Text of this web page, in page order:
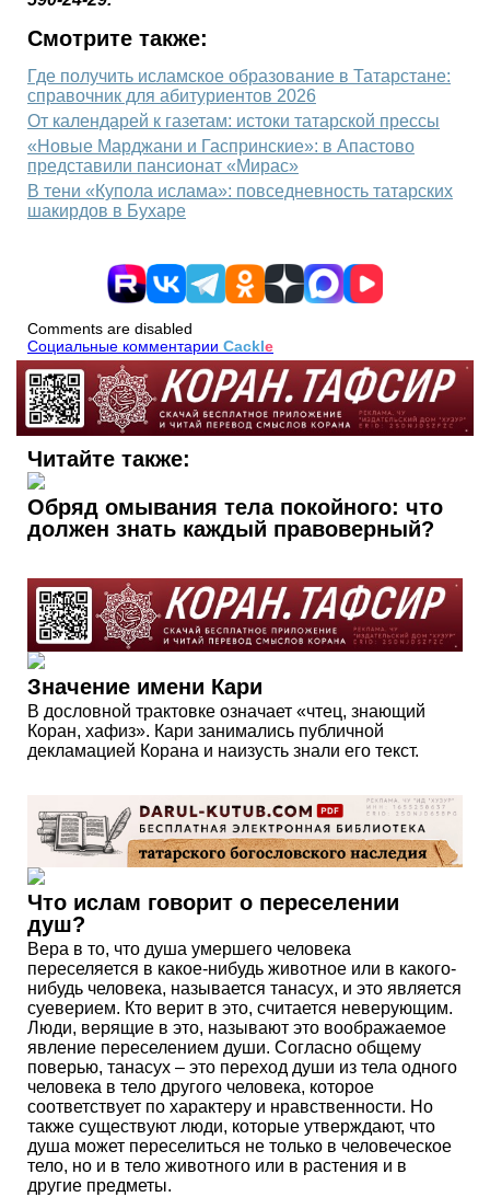
Смотрите также:
Где получить исламское образование в Татарстане:
справочник для абитуриентов 2026
От календарей к газетам: истоки татарской прессы
«Новые Марджани и Гаспринские»: в Апастово
представили пансионат «Мирас»
В тени «Купола ислама»: повседневность татарских
шакирдов в Бухаре
Comments are disabled
Социальные комментарии Cackle
Читайте также:
Обряд омывания тела покойного: что
должен знать каждый правоверный?
Значение имени Кари
В дословной трактовке означает «чтец, знающий
Коран, хафиз». Кари занимались публичной
декламацией Корана и наизусть знали его текст.
Что ислам говорит о переселении
душ?
Вера в то, что душа умершего человека
переселяется в какое-нибудь животное или в какого-
нибудь человека, называется танасух, и это является
суеверием. Кто верит в это, считается неверующим.
Люди, верящие в это, называют это воображаемое
явление переселением души. Согласно общему
поверью, танасух – это переход души из тела одного
человека в тело другого человека, которое
соответствует по характеру и нравственности. Но
также существуют люди, которые утверждают, что
душа может переселиться не только в человеческое
тело, но и в тело животного или в растения и в
другие предметы.